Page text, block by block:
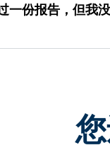
份报告，但我